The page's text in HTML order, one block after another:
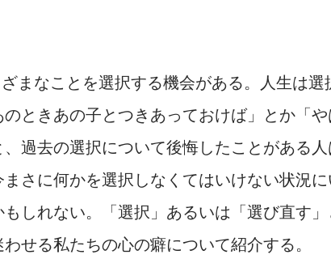
まなことを選択する機会がある。人生は選
ときあの子とつきあっておけば」とか「
過去の選択について後悔したことがある
さに何かを選択しなくてはいけない状況
しれない。「選択」あるいは「選び直す
せる私たちの心の癖について紹介する。